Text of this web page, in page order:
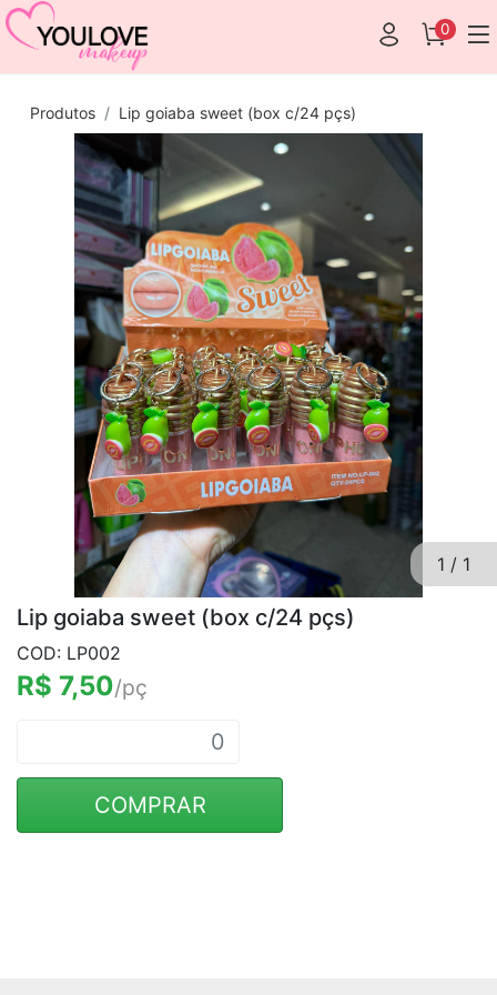
0
Produtos Lip goiaba sweet (box c/24 pçs)
1 / 1
Lip goiaba sweet (box c/24 pçs)
COD: LP002
R$ 7,50/pç
COMPRAR